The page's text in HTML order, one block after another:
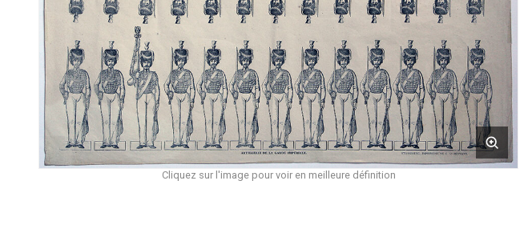
Cliquez sur l'image pour voir en meilleure définition